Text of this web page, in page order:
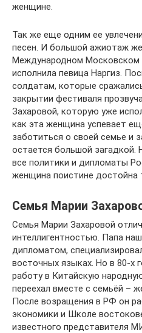
женщине.
Так же еще одним ее
песен. И большой ажиотаж
Международном Московском
исполнила певица Наргиз.
солдатам, которые
закрытии фестиваля
Захаровой, которую уже
как эта женщина успевает
заботиться о своей семье и
остается большой загадкой.
все политики и дипломаты
женщина поистине достойна
Семья Марии
Семья Марии Захаровой
интеллигентностью. Папа
дипломатом,
восточных языках. Но в 80-х
работу в Китайскую
переехал вместе с семьёй –
После возращения в РФ он
экономики и Школе
известного представителя